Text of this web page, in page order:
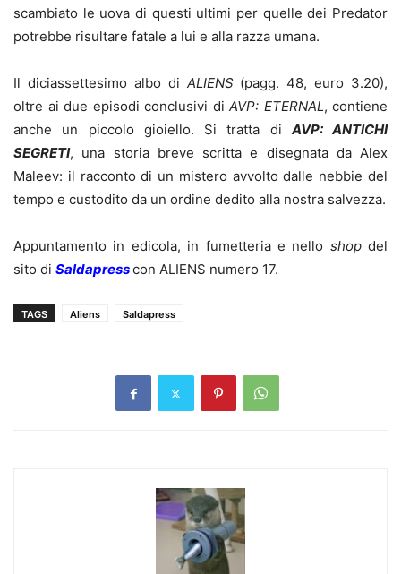
scambiato le uova di questi ultimi per quelle dei Predator
potrebbe risultare fatale a lui e alla razza umana.
Il diciassettesimo albo di ALIENS(pagg. 48, euro 3.20),
oltre ai due episodi conclusivi di AVP: ETERNAL, contiene
anche un piccolo gioiello. Si tratta di AVP: ANTICHI
SEGRETI, una storia breve scritta e disegnata da Alex
Maleev: il racconto di un mistero avvolto dalle nebbie del
tempo e custodito da un ordine dedito alla nostra salvezza.
Appuntamento in edicola, in fumetteria e nello shopdel
sito di Saldapresscon ALIENS numero 17.
TAGS Aliens Saldapress